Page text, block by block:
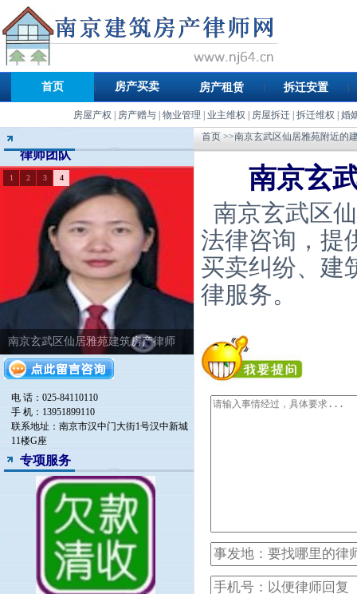
首页 房产买卖 房产租赁 拆迁安置
房屋产权 房产赠与| 物业管理 业主维权 房屋拆迁| 拆迁维权 婚
律师团队
南京玄武区仙居雅苑建筑房产律师
1 2 3 4
电 话：025-84110110
手 机：13951899110
联系地址：南京市汉中门大街1号汉中新城
11楼G座
专项服务
首页 >>南京玄武区仙居雅苑附近的
南京玄
南京玄武区
法律咨询，提
买卖纠纷、建
律服务。